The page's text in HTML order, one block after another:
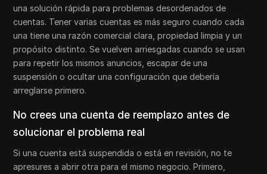
una solución rápida para problemas desordenados de
cuentas. Tener varias cuentas es más seguro cuando cada
una tiene una razón comercial clara, propiedad limpia y un
propósito distinto. Se vuelven arriesgadas cuando se usan
para repetir los mismos anuncios, escapar de una
suspensión o ocultar una configuración que debería
arreglarse primero.
No crees una cuenta de reemplazo antes de
solucionar el problema real
Si una cuenta está suspendida o está en revisión, no te
apresures a abrir otra para el mismo negocio. Primero,